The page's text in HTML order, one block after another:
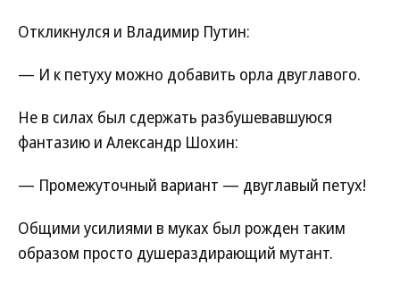
Откликнулся и Владимир Путин:
— И к петуху можно добавить орла двуглавого.
Не в силах был сдержать разбушевавшуюся
фантазию и Александр Шохин:
— Промежуточный вариант — двуглавый петух!
Общими усилиями в муках был рожден таким
образом просто душераздирающий мутант.